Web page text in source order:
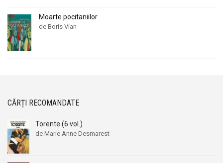
Moarte pocitaniilor
de Boris Vian
CĂRȚI RECOMANDATE
Torente (6 vol.)
de Marie Anne Desmarest